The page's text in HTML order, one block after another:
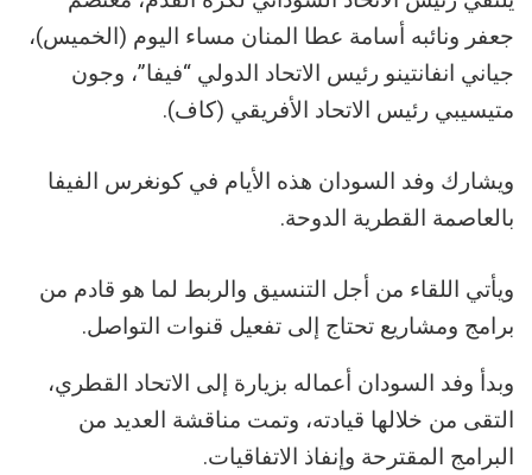
جعفر ونائبه أسامة عطا المنان مساء اليوم (الخميس)،
جياني انفانتينو رئيس الاتحاد الدولي “فيفا”، وجون
متيسيبي رئيس الاتحاد الأفريقي (كاف).
ويشارك وفد السودان هذه الأيام في كونغرس الفيفا
بالعاصمة القطرية الدوحة.
ويأتي اللقاء من أجل التنسيق والربط لما هو قادم من
برامج ومشاريع تحتاج إلى تفعيل قنوات التواصل.
وبدأ وفد السودان أعماله بزيارة إلى الاتحاد القطري،
التقى من خلالها قيادته، وتمت مناقشة العديد من
البرامج المقترحة وإنفاذ الاتفاقيات.